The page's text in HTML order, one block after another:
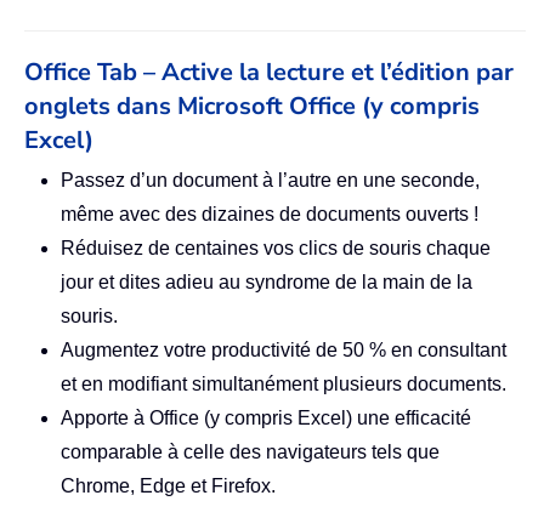
Office Tab – Active la lecture et l’édition par
onglets dans Microsoft Office (y compris
Excel)
Passez d’un document à l’autre en une seconde,
même avec des dizaines de documents ouverts !
Réduisez de centaines vos clics de souris chaque
jour et dites adieu au syndrome de la main de la
souris.
Augmentez votre productivité de 50 % en consultant
et en modifiant simultanément plusieurs documents.
Apporte à Office (y compris Excel) une efficacité
comparable à celle des navigateurs tels que
Chrome, Edge et Firefox.